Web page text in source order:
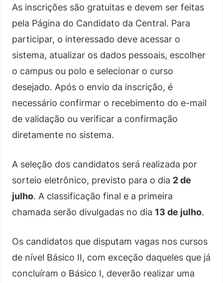
As inscrições são gratuitas e devem ser feitas
pela Página do Candidato da Central. Para
participar, o interessado deve acessar o
sistema, atualizar os dados pessoais, escolher
o campus ou polo e selecionar o curso
desejado. Após o envio da inscrição, é
necessário confirmar o recebimento do e-mail
de validação ou verificar a confirmação
diretamente no sistema.
A seleção dos candidatos será realizada por
sorteio eletrônico, previsto para o dia 2 de
julho. A classificação final e a primeira
chamada serão divulgadas no dia 13 de julho.
Os candidatos que disputam vagas nos cursos
de nível Básico II, com exceção daqueles que já
concluíram o Básico I, deverão realizar uma